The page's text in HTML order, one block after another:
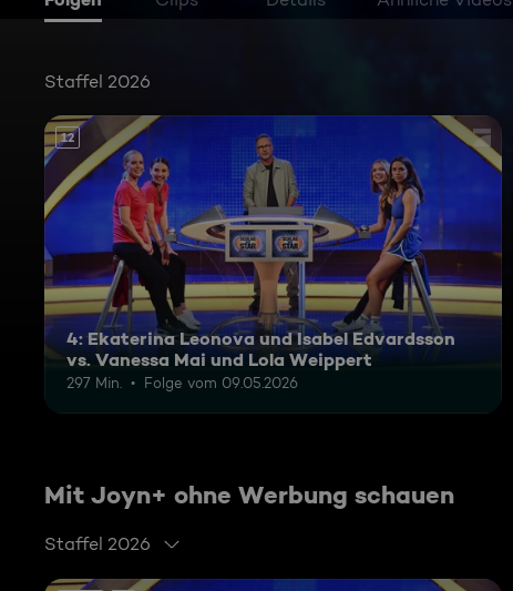
Staffel 2026
12
4: Ekaterina Leonova und Isabel Edvardsson
vs. Vanessa Mai und Lola Weippert
297 Min. Folge vom 09.05.2026
Mit Joyn+ ohne Werbung schauen
Staffel 2026